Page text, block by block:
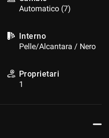
Automatico (7)
Interno
Pelle/Alcantara / Nero
Proprietari
1